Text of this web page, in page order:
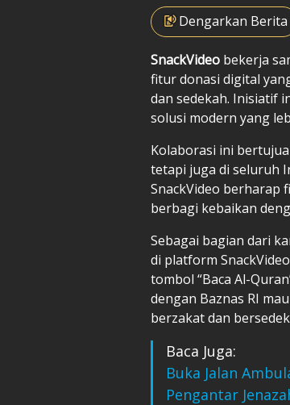
Dengarkan Berita
SnackVideo bekerja
fitur donasi digital
dan sedekah. Inisiatif
solusi modern yang
Kolaborasi ini
tetapi juga di seluruh
SnackVideo berharap
berbagi kebaikan
Sebagai bagian dari
di platform
tombol “Baca Al-
dengan Baznas RI
berzakat dan
Baca Juga:
Buka Jalan
Pengantar